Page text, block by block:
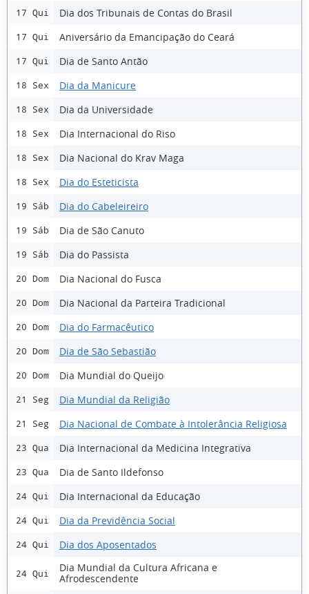
17 Qui Dia dos Tribunais de Contas do Brasil
17 Qui Aniversário da Emancipação do Ceará
17 Qui Dia de Santo Antão
18 Sex Dia da Manicure
18 Sex Dia da Universidade
18 Sex Dia Internacional do Riso
18 Sex Dia Nacional do Krav Maga
18 Sex Dia do Esteticista
19 Sáb Dia do Cabeleireiro
19 Sáb Dia de São Canuto
19 Sáb Dia do Passista
20 Dom Dia Nacional do Fusca
20 Dom Dia Nacional da Parteira Tradicional
20 Dom Dia do Farmacêutico
20 Dom Dia de São Sebastião
20 Dom Dia Mundial do Queijo
21 Seg Dia Mundial da Religião
21 Seg Dia Nacional de Combate à Intolerância Religiosa
23 Qua Dia Internacional da Medicina Integrativa
23 Qua Dia de Santo Ildefonso
24 Qui Dia Internacional da Educação
24 Qui Dia da Previdência Social
24 Qui Dia dos Aposentados
24 Qui
Dia Mundial da Cultura Africana e
Afrodescendente